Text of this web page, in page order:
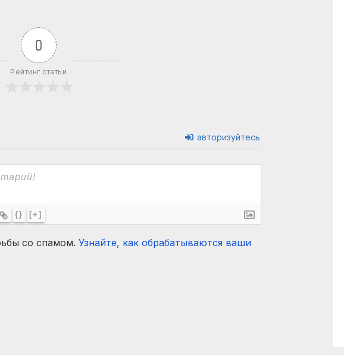
0
Рейтинг статьи
авторизуйтесь
{} [+]
со спамом. Узнайте, как обрабатываются ваши